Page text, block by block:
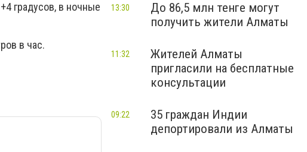
градусов, в ночные
в час.
До 86,5 млн тенге могут
получить жители Алматы
13:30
Жителей Алматы
пригласили на бесплатные
консультации
11:32
35 граждан Индии
депортировали из Алматы
09:22